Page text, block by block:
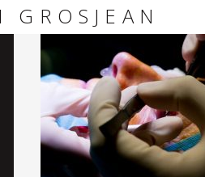
GROSJEAN